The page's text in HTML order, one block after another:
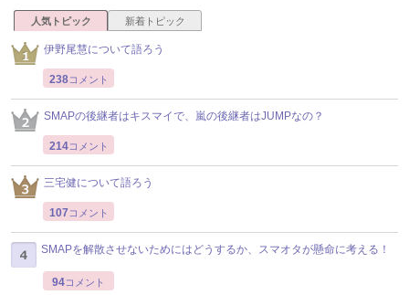
人気トピック 新着トピック
伊野尾慧について語ろう
238コメント
SMAPの後継者はキスマイで、嵐の後継者はJUMPなの？
214コメント
三宅健について語ろう
107 コメント
SMAPを解散させないためにはどうするか、スマオタが懸命に考える！
94コメント